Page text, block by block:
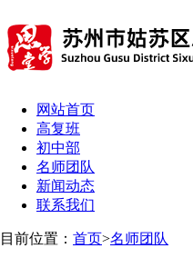
网站首页
高复班
初中部
名师团队
新闻动态
联系我们
目前位置： 首页>名师团队